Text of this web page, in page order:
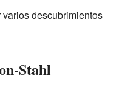
descubrimientos
Stahl